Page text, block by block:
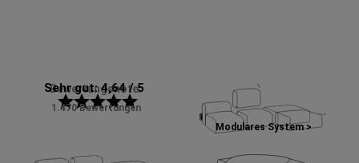
Bewertungsnote:
Sehr gut: 4,64 / 5
starstarstarstarstar
1.470 Bewertungen
Modulares System >